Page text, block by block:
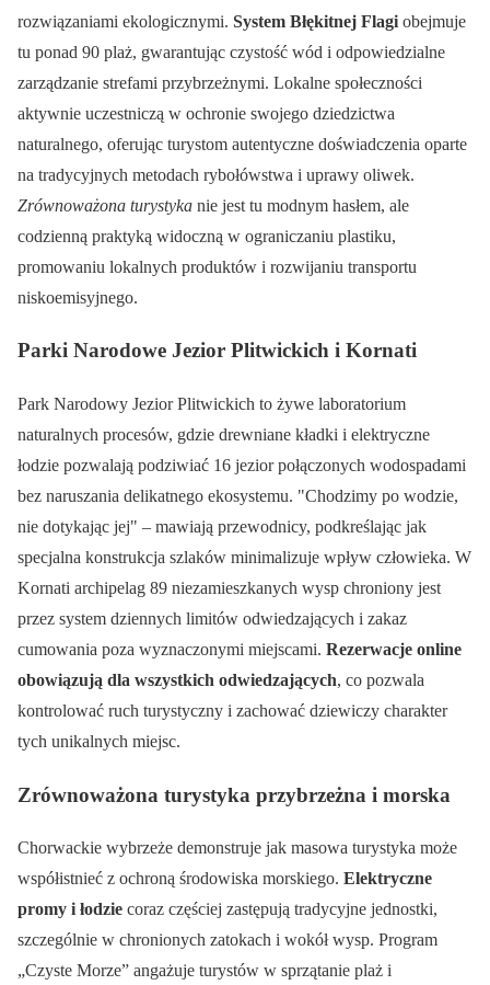
rozwiązaniami ekologicznymi. System Błękitnej Flagi obejmuje
tu ponad 90 plaż, gwarantując czystość wód i odpowiedzialne
zarządzanie strefami przybrzeżnymi. Lokalne społeczności
aktywnie uczestniczą w ochronie swojego dziedzictwa
naturalnego, oferując turystom autentyczne doświadczenia oparte
na tradycyjnych metodach rybołówstwa i uprawy oliwek.
Zrównoważona turystyka nie jest tu modnym hasłem, ale
codzienną praktyką widoczną w ograniczaniu plastiku,
promowaniu lokalnych produktów i rozwijaniu transportu
niskoemisyjnego.
Parki Narodowe Jezior Plitwickich i Kornati
Park Narodowy Jezior Plitwickich to żywe laboratorium
naturalnych procesów, gdzie drewniane kładki i elektryczne
łodzie pozwalają podziwiać 16 jezior połączonych wodospadami
bez naruszania delikatnego ekosystemu.
Chodzimy po wodzie,
nie dotykając jej
– mawiają przewodnicy, podkreślając jak
specjalna konstrukcja szlaków minimalizuje wpływ człowieka. W
Kornati archipelag 89 niezamieszkanych wysp chroniony jest
przez system dziennych limitów odwiedzających i zakaz
cumowania poza wyznaczonymi miejscami. Rezerwacje online
obowiązują dla wszystkich odwiedzających, co pozwala
kontrolować ruch turystyczny i zachować dziewiczy charakter
tych unikalnych miejsc.
Zrównoważona turystyka przybrzeżna i morska
Chorwackie wybrzeże demonstruje jak masowa turystyka może
współistnieć z ochroną środowiska morskiego. Elektryczne
promy i łodzie coraz częściej zastępują tradycyjne jednostki,
szczególnie w chronionych zatokach i wokół wysp. Program
„Czyste Morze” angażuje turystów w sprzątanie plaż i